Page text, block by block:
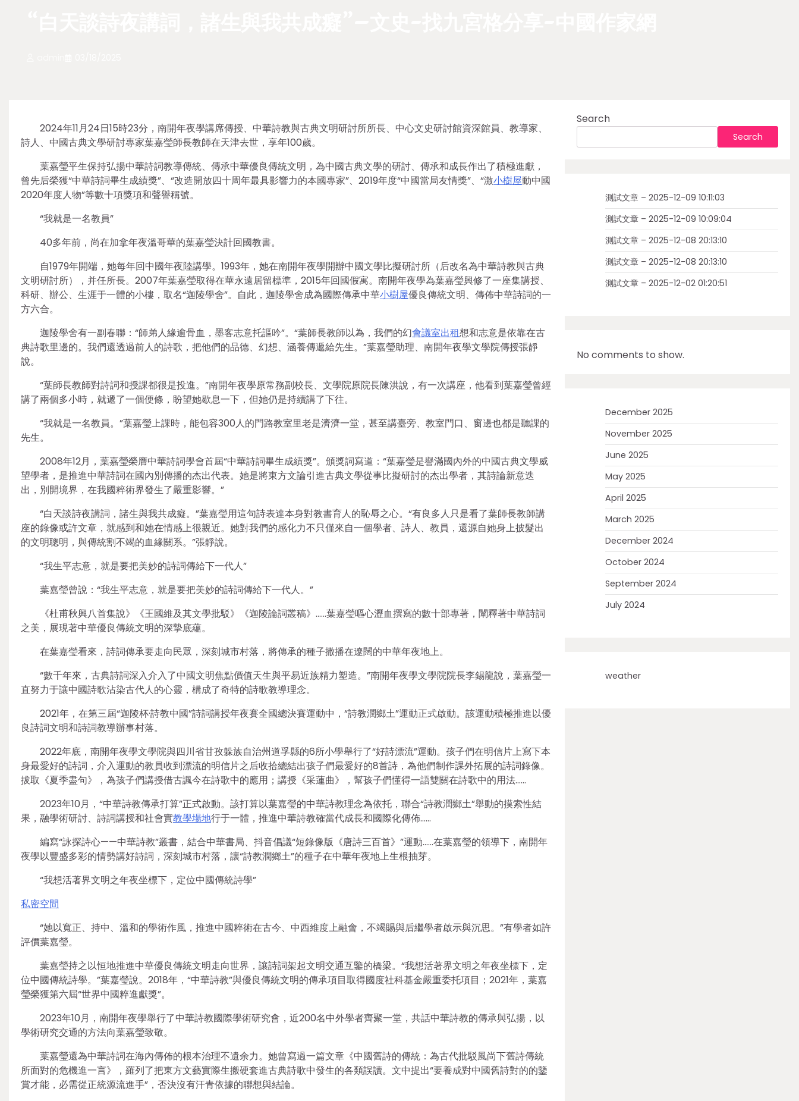
2024年11月24日15時23分，南開年夜學講席傳授、中華詩教與古典文明研討所所長、中心文史研討館資深館員、教導家、
詩人、中國古典文學研討專家葉嘉瑩師長教師在天津去世，享年100歲。
葉嘉瑩平生保持弘揚中華詩詞教導傳統、傳承中華優良傳統文明，為中國古典文學的研討、傳承和成長作出了積極進獻，
曾先后榮獲“中華詩詞畢生成績獎”、“改造開放四十周年最具影響力的本國專家”、2019年度“中國當局友情獎”、“激小樹屋動中國
2020年度人物”等數十項獎項和聲譽稱號。
“我就是一名教員”
40多年前，尚在加拿年夜溫哥華的葉嘉瑩決計回國教書。
自1979年開端，她每年回中國年夜陸講學。1993年，她在南開年夜學開辦中國文學比擬研討所（后改名為中華詩教與古典
文明研討所），并任所長。2007年葉嘉瑩取得在華永遠居留標準，2015年回國假寓。南開年夜學為葉嘉瑩興修了一座集講授、
科研、辦公、生涯于一體的小樓，取名“迦陵學舍”。自此，迦陵學舍成為國際傳承中華小樹屋優良傳統文明、傳佈中華詩詞的一
方六合。
迦陵學舍有一副春聯：“師弟人緣逾骨血，墨客志意托謳吟”。“葉師長教師以為，我們的幻會議室出租想和志意是依靠在古
典詩歌里邊的。我們還透過前人的詩歌，把他們的品德、幻想、涵養傳遞給先生。”葉嘉瑩助理、南開年夜學文學院傳授張靜
說。
“葉師長教師對詩詞和授課都很是投進。”南開年夜學原常務副校長、文學院原院長陳洪說，有一次講座，他看到葉嘉瑩曾經
講了兩個多小時，就遞了一個便條，盼望她歇息一下，但她仍是持續講了下往。
“我就是一名教員。”葉嘉瑩上課時，能包容300人的門路教室里老是濟濟一堂，甚至講臺旁、教室門口、窗邊也都是聽課的
先生。
2008年12月，葉嘉瑩榮膺中華詩詞學會首屆“中華詩詞畢生成績獎”。頒獎詞寫道：“葉嘉瑩是譽滿國內外的中國古典文學威
望學者，是推進中華詩詞在國內別傳播的杰出代表。她是將東方文論引進古典文學從事比擬研討的杰出學者，其詩論新意迭
出，別開境界，在我國粹術界發生了嚴重影響。”
“白天談詩夜講詞，諸生與我共成癡。”葉嘉瑩用這句詩表達本身對教書育人的恥辱之心。“有良多人只是看了葉師長教師講
座的錄像或許文章，就感到和她在情感上很親近。她對我們的感化力不只僅來自一個學者、詩人、教員，還源自她身上披髮出
的文明聰明，與傳統割不竭的血緣關系。”張靜說。
“我生平志意，就是要把美妙的詩詞傳給下一代人”
葉嘉瑩曾說：“我生平志意，就是要把美妙的詩詞傳給下一代人。”
《杜甫秋興八首集說》《王國維及其文學批駁》《迦陵論詞叢稿》……葉嘉瑩嘔心瀝血撰寫的數十部專著，闡釋著中華詩詞
之美，展現著中華優良傳統文明的深摯底蘊。
在葉嘉瑩看來，詩詞傳承要走向民眾，深刻城市村落，將傳承的種子撒播在遼闊的中華年夜地上。
“數千年來，古典詩詞深入介入了中國文明焦點價值天生與平易近族精力塑造。”南開年夜學文學院院長李錫龍說，葉嘉瑩一
直努力于讓中國詩歌沾染古代人的心靈，構成了奇特的詩歌教導理念。
2021年，在第三屆“迦陵杯·詩教中國”詩詞講授年夜賽全國總決賽運動中，“詩教潤鄉土”運動正式啟動。該運動積極推進以優
良詩詞文明和詩詞教導辦事村落。
2022年底，南開年夜學文學院與四川省甘孜躲族自治州道孚縣的6所小學舉行了“好詩漂流”運動。孩子們在明信片上寫下本
身最愛好的詩詞，介入運動的教員收到漂流的明信片之后收拾總結出孩子們最愛好的8首詩，為他們制作課外拓展的詩詞錄像。
拔取《夏季盡句》，為孩子們講授借古諷今在詩歌中的應用；講授《采蓮曲》，幫孩子們懂得一語雙關在詩歌中的用法……
2023年10月，“中華詩教傳承打算”正式啟動。該打算以葉嘉瑩的中華詩教理念為依托，聯合“詩教潤鄉土”舉動的摸索性結
果，融學術研討、詩詞講授和社會實教學場地行于一體，推進中華詩教確當代成長和國際化傳佈……
編寫“詠探詩心——中華詩教”叢書，結合中華書局、抖音倡議“短錄像版《唐詩三百首》”運動……在葉嘉瑩的領導下，南開年
夜學以豐盛多彩的情勢講好詩詞，深刻城市村落，讓“詩教潤鄉土”的種子在中華年夜地上生根抽芽。
“我想活著界文明之年夜坐標下，定位中國傳統詩學”
私密空間
“她以寬正、持中、溫和的學術作風，推進中國粹術在古今、中西維度上融會，不竭賜與后繼學者啟示與沉思。”有學者如許
評價葉嘉瑩。
葉嘉瑩持之以恒地推進中華優良傳統文明走向世界，讓詩詞架起文明交通互鑒的橋梁。“我想活著界文明之年夜坐標下，定
位中國傳統詩學。”葉嘉瑩說。2018年，“中華詩教”與優良傳統文明的傳承項目取得國度社科基金嚴重委托項目；2021年，葉嘉
瑩榮獲第六屆“世界中國粹進獻獎”。
2023年10月，南開年夜學舉行了中華詩教國際學術研究會，近200名中外學者齊聚一堂，共話中華詩教的傳承與弘揚，以
學術研究交通的方法向葉嘉瑩致敬。
葉嘉瑩還為中華詩詞在海內傳佈的根本治理不遺余力。她曾寫過一篇文章《中國舊詩的傳統：為古代批駁風尚下舊詩傳統
所面對的危機進一言》，羅列了把東方文藝實際生搬硬套進古典詩歌中發生的各類誤讀。文中提出“要養成對中國舊詩對的的鑒
賞才能，必需從正統源流進手”，否決沒有汗青依據的聯想與結論。
Search
Search
測試文章 – 2025-12-09 10:11:03
測試文章 – 2025-12-09 10:09:04
測試文章 – 2025-12-08 20:13:10
測試文章 – 2025-12-08 20:13:10
測試文章 – 2025-12-02 01:20:51
No comments to show.
December 2025
November 2025
June 2025
May 2025
April 2025
March 2025
December 2024
October 2024
September 2024
July 2024
weather